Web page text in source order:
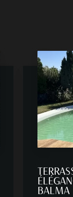
BALMA